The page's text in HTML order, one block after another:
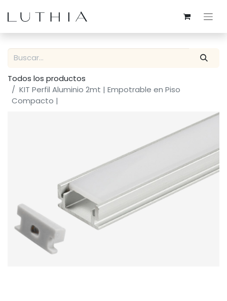
Todos los productos
KIT Perfil Aluminio 2mt | Empotrable en Piso
Compacto |